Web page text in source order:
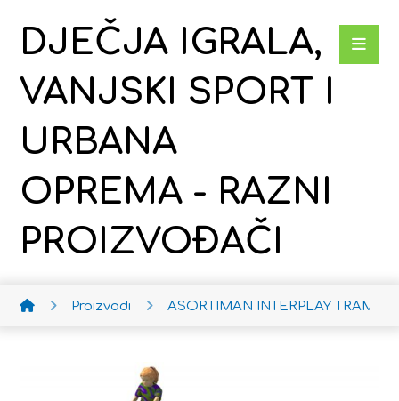
DJEČJA IGRALA,
VANJSKI SPORT I
URBANA
OPREMA - RAZNI
PROIZVOĐAČI
Proizvodi ASORTIMAN INTERPLAY